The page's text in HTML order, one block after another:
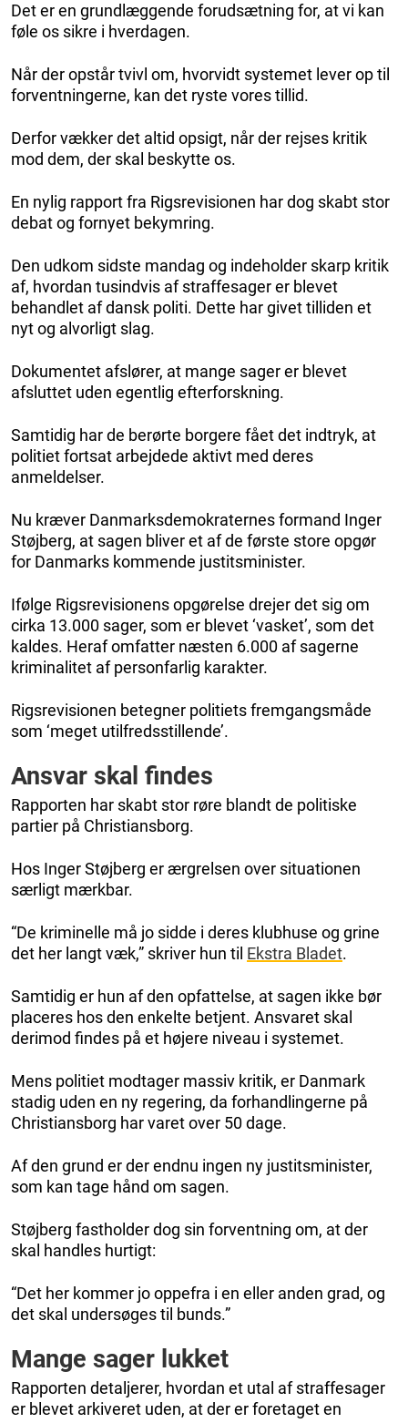
Det er en grundlæggende forudsætning for, at vi kan
føle os sikre i hverdagen.
Når der opstår tvivl om, hvorvidt systemet lever op til
forventningerne, kan det ryste vores tillid.
Derfor vækker det altid opsigt, når der rejses kritik
mod dem, der skal beskytte os.
En nylig rapport fra Rigsrevisionen har dog skabt stor
debat og fornyet bekymring.
Den udkom sidste mandag og indeholder skarp kritik
af, hvordan tusindvis af straffesager er blevet
behandlet af dansk politi. Dette har givet tilliden et
nyt og alvorligt slag.
Dokumentet afslører, at mange sager er blevet
afsluttet uden egentlig efterforskning.
Samtidig har de berørte borgere fået det indtryk, at
politiet fortsat arbejdede aktivt med deres
anmeldelser.
Nu kræver Danmarksdemokraternes formand Inger
Støjberg, at sagen bliver et af de første store opgør
for Danmarks kommende justitsminister.
Ifølge Rigsrevisionens opgørelse drejer det sig om
cirka 13.000 sager, som er blevet ‘vasket’, som det
kaldes. Heraf omfatter næsten 6.000 af sagerne
kriminalitet af personfarlig karakter.
Rigsrevisionen betegner politiets fremgangsmåde
som ‘meget utilfredsstillende’.
Ansvar skal findes
Rapporten har skabt stor røre blandt de politiske
partier på Christiansborg.
Hos Inger Støjberg er ærgrelsen over situationen
særligt mærkbar.
“De kriminelle må jo sidde i deres klubhuse og grine
det her langt væk,” skriver hun til Ekstra Bladet.
Samtidig er hun af den opfattelse, at sagen ikke bør
placeres hos den enkelte betjent. Ansvaret skal
derimod findes på et højere niveau i systemet.
Mens politiet modtager massiv kritik, er Danmark
stadig uden en ny regering, da forhandlingerne på
Christiansborg har varet over 50 dage.
Af den grund er der endnu ingen ny justitsminister,
som kan tage hånd om sagen.
Støjberg fastholder dog sin forventning om, at der
skal handles hurtigt:
“Det her kommer jo oppefra i en eller anden grad, og
det skal undersøges til bunds.”
Mange sager lukket
Rapporten detaljerer, hvordan et utal af straffesager
er blevet arkiveret uden, at der er foretaget en